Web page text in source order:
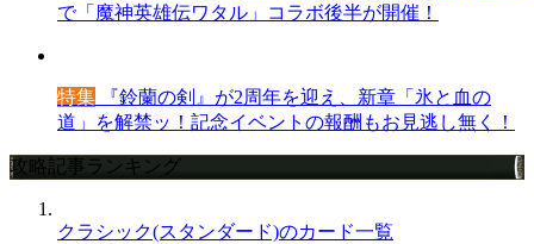
で「魔神英雄伝ワタル」コラボ後半が開催！
特集 『鈴蘭の剣』が2周年を迎え、新章「氷と血の
道」を解禁ッ！記念イベントの報酬もお見逃し無く！
攻略記事ランキング
クラシック(スタンダード)のカード一覧